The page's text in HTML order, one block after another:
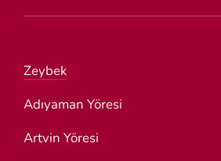
Zeybek
Adıyaman Yöresi
Artvin Yöresi